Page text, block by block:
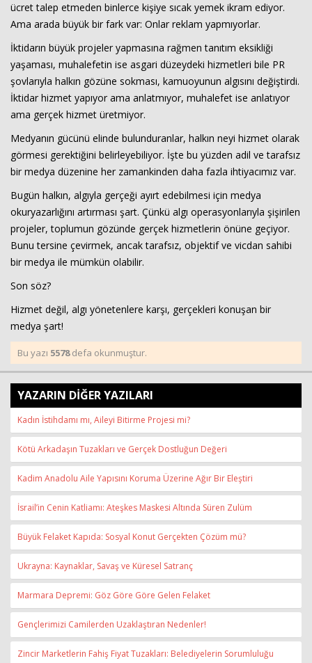
ücret talep etmeden binlerce kişiye sıcak yemek ikram ediyor.
Ama arada büyük bir fark var: Onlar reklam yapmıyorlar.
İktidarın büyük projeler yapmasına rağmen tanıtım eksikliği
yaşaması, muhalefetin ise asgari düzeydeki hizmetleri bile PR
şovlarıyla halkın gözüne sokması, kamuoyunun algısını değiştirdi.
İktidar hizmet yapıyor ama anlatmıyor, muhalefet ise anlatıyor
ama gerçek hizmet üretmiyor.
Medyanın gücünü elinde bulunduranlar, halkın neyi hizmet olarak
görmesi gerektiğini belirleyebiliyor. İşte bu yüzden adil ve tarafsız
bir medya düzenine her zamankinden daha fazla ihtiyacımız var.
Bugün halkın, algıyla gerçeği ayırt edebilmesi için medya
okuryazarlığını artırması şart. Çünkü algı operasyonlarıyla şişirilen
projeler, toplumun gözünde gerçek hizmetlerin önüne geçiyor.
Bunu tersine çevirmek, ancak tarafsız, objektif ve vicdan sahibi
bir medya ile mümkün olabilir.
Son söz?
Hizmet değil, algı yönetenlere karşı, gerçekleri konuşan bir
medya şart!
Bu yazı 5578defa okunmuştur.
YAZARIN DİĞER YAZILARI
Kadın İstihdamı mı, Aileyi Bitirme Projesi mi?
Kötü Arkadaşın Tuzakları ve Gerçek Dostluğun Değeri
Kadim Anadolu Aile Yapısını Koruma Üzerine Ağır Bir Eleştiri
İsrail’in Cenin Katliamı: Ateşkes Maskesi Altında Süren Zulüm
Büyük Felaket Kapıda: Sosyal Konut Gerçekten Çözüm mü?
Ukrayna: Kaynaklar, Savaş ve Küresel Satranç
Marmara Depremi: Göz Göre Göre Gelen Felaket
Gençlerimizi Camilerden Uzaklaştıran Nedenler!
Zincir Marketlerin Fahiş Fiyat Tuzakları: Belediyelerin Sorumluluğu